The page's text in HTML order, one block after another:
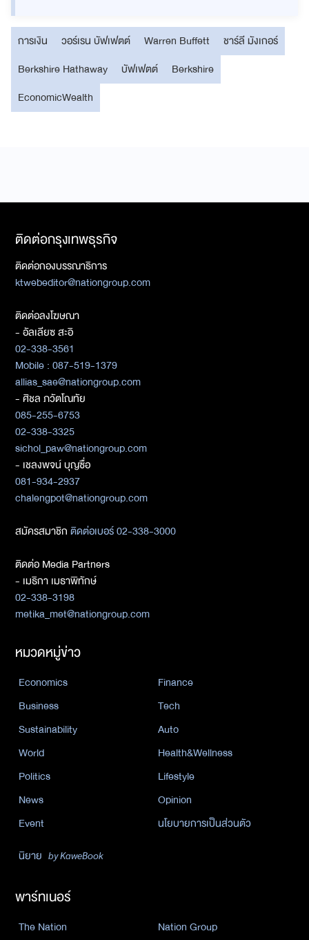
การเงิน วอร์เรน บัฟเฟตต์ Warren Buffett
ชาร์ลี มังเกอร์
Berkshire Hathaway
บัฟเฟตต์
Berkshire
EconomicWealth
ติดต่อกรุงเทพธุรกิจ
ติดต่อกองบรรณาธิการ
ktwebeditor@nationgroup.com
ติดต่อลงโฆษณา
- อัลเลียซ สะอิ
02-338-3561
Mobile : 087-519-1379
allias_sae@nationgroup.com
- ศิชล ภวัตโณทัย
085-255-6753
02-338-3325
sichol_paw@nationgroup.com
- เชลงพจน์ บุญซื่อ
081-934-2937
chalengpot@nationgroup.com
สมัครสมาชิกติดต่อเบอร์ 02-338-3000
ติดต่อ Media Partners
- เมธิกา เมธาพิทักษ์
02-338-3198
metika_met@nationgroup.com
หมวดหมู่ข่าว
Economics
Finance
Business
Tech
Sustainability
Auto
World
Health&Wellness
Politics
Lifestyle
News
Opinion
Event
นโยบายการเป็นส่วนตัว
นิยาย by KaweBook
พาร์ทเนอร์
The Nation Nation Group